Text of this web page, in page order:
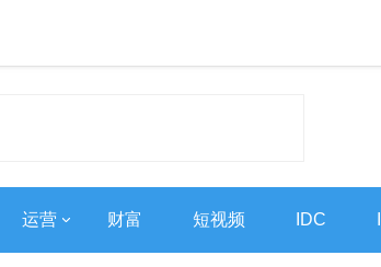
运营 财富 短视频 IDC